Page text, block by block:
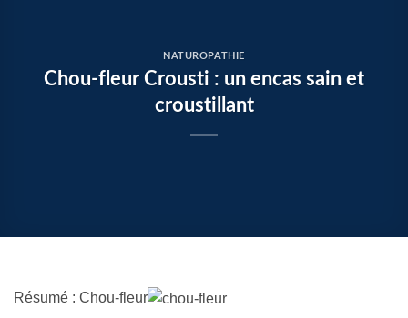
NATUROPATHIE
Chou-fleur Crousti : un encas sain et
croustillant
Résumé : Chou-fleur